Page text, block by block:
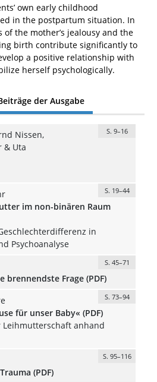
own early childhood
in the postpartum situation. In
the mother’s jealousy and the
birth contribute significantly to
a positive relationship with
herself psychologically.
der Ausgabe
Nissen,
& Uta
S. 9–16
S. 19–44
im non-binären Raum
in
Psychoanalyse
S. 45–71
brennendste Frage (PDF)
S. 73–94
für unser Baby« (PDF)
Leihmutterschaft anhand
S. 95–116
(PDF)